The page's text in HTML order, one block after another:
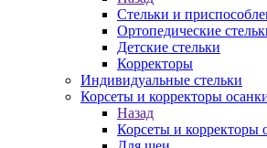
Стельки и
Ортопедические
Детские стельки
Корректоры
Индивидуальные стельки
Корсеты и корректоры
Назад
Корсеты и корректоры